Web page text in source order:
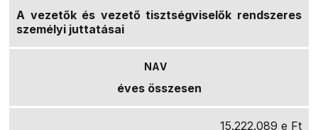
A vezetők és vezető tisztségviselők rendszeres
személyi juttatásai
éves összesen
15.222.089 e Ft